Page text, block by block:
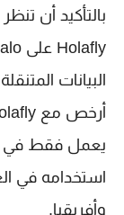
يعمل فقط في
استخدامه في
وأفريقيا.